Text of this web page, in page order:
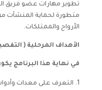
تطوير مهارات عضو فريق
متطورة لحماية المنشآت
الأرواح والممتلكات.
الأهداف المرحلية (
في نهاية هذا البرنامج
التعرف على معدات